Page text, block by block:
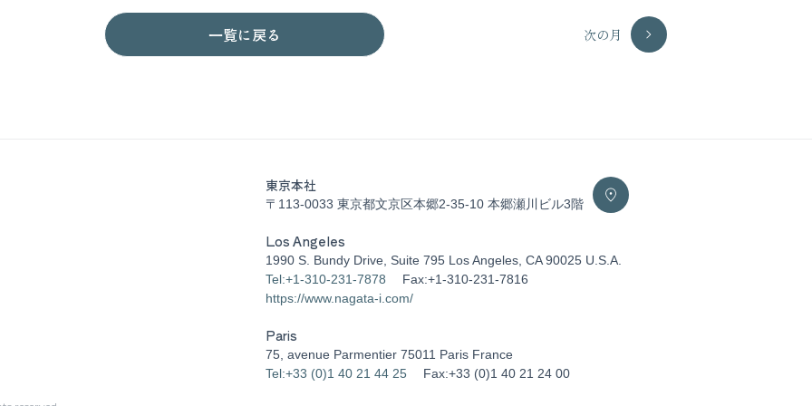
一覧に戻る 次の月
東京本社
〒113-0033 東京都文京区本郷2-35-10 本郷瀬川ビル3階
Los Angeles
1990 S. Bundy Drive, Suite 795 Los Angeles, CA 90025 U.S.A.
Tel:+1-310-231-7878
Fax:+1-310-231-7816
https://www.nagata-i.com/
Paris
75, avenue Parmentier 75011 Paris France
Tel:+33 (0)1 40 21 44 25
Fax:+33 (0)1 40 21 24 00